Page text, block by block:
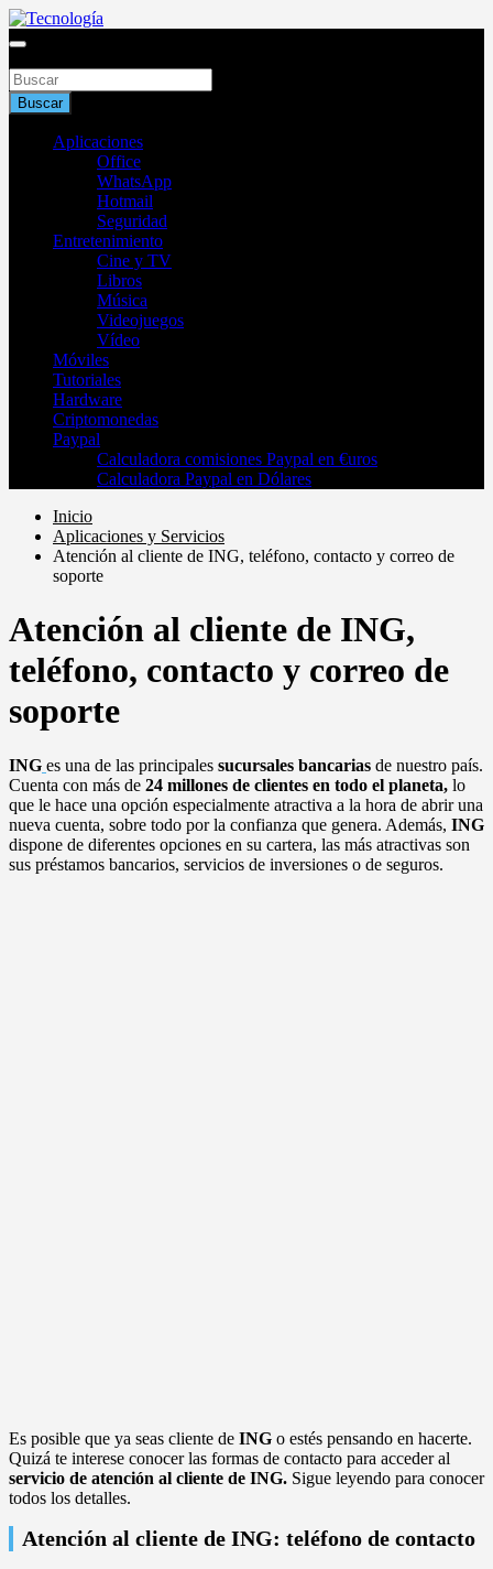
Saltar
al
Tecnología
Buscar
Aplicaciones
Office
WhatsApp
Hotmail
Seguridad
Entretenimiento
Cine y TV
Libros
Música
Videojuegos
Vídeo
Móviles
Tutoriales
Hardware
Criptomonedas
Paypal
Calculadora comisiones Paypal en €uros
Calculadora Paypal en Dólares
Inicio
Aplicaciones y Servicios
Atención al cliente de ING, teléfono, contacto y correo de
soporte
Atención al cliente de ING,
teléfono, contacto y correo de
soporte
ING es una de las principales sucursales bancarias de nuestro país.
Cuenta con más de 24 millones de clientes en todo el planeta, lo
que le hace una opción especialmente atractiva a la hora de abrir una
nueva cuenta, sobre todo por la confianza que genera. Además, ING
dispone de diferentes opciones en su cartera, las más atractivas son
sus préstamos bancarios, servicios de inversiones o de seguros.
Es posible que ya seas cliente de ING o estés pensando en hacerte.
Quizá te interese conocer las formas de contacto para acceder al
servicio de atención al cliente de ING. Sigue leyendo para conocer
todos los detalles.
Atención al cliente de ING: teléfono de contacto